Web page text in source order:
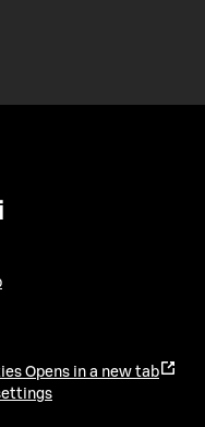
Opens in a new tab